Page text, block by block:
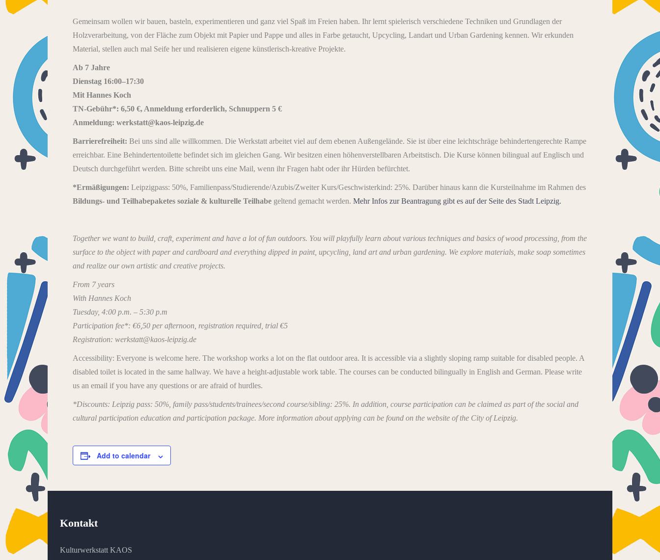
Gemeinsam wollen wir bauen, basteln, experimentieren und ganz viel Spaß im Freien haben. Ihr lernt spielerisch verschiedene Techniken und Grundlagen der
Holzverarbeitung, von der Fläche zum Objekt mit Papier und Pappe und alles in Farbe getaucht, Upcycling, Landart und Urban Gardening kennen. Wir erkunden
Material, stellen auch mal Seife her und realisieren eigene künstlerisch-kreative Projekte.
Ab 7 Jahre
Dienstag 16:00–17:30
Mit Hannes Koch
TN-Gebühr*: 6,50 €, Anmeldung erforderlich, Schnuppern 5 €
Anmeldung: werkstatt@kaos-leipzig.de
Barrierefreiheit: Bei uns sind alle willkommen. Die Werkstatt arbeitet viel auf dem ebenen Außengelände. Sie ist über eine leichtschräge behindertengerechte Rampe
erreichbar. Eine Behindertentoilette befindet sich im gleichen Gang. Wir besitzen einen höhenverstellbaren Arbeitstisch. Die Kurse können bilingual auf Englisch und
Deutsch durchgeführt werden. Bitte schreibt uns eine Mail, wenn ihr Fragen habt oder ihr Hürden befürchtet.
*Ermäßigungen: Leipzigpass: 50%, Familienpass/Studierende/Azubis/Zweiter Kurs/Geschwisterkind: 25%. Darüber hinaus kann die Kursteilnahme im Rahmen des
Bildungs- und Teilhabepaketes soziale & kulturelle Teilhabe geltend gemacht werden. Mehr Infos zur Beantragung gibt es auf der Seite des Stadt Leipzig.
Together we want to build, craft, experiment and have a lot of fun outdoors. You will playfully learn about various techniques and basics of wood processing, from the
surface to the object with paper and cardboard and everything dipped in paint, upcycling, land art and urban gardening. We explore materials, make soap sometimes
and realize our own artistic and creative projects.
From 7 years
With Hannes Koch
Tuesday, 4:00 p.m. – 5:30 p.m
Participation fee*: €6,50 per afternoon, registration required, trial €5
Registration: werkstatt@kaos-leipzig.de
Accessibility: Everyone is welcome here. The workshop works a lot on the flat outdoor area. It is accessible via a slightly sloping ramp suitable for disabled people. A
disabled toilet is located in the same hallway. We have a height-adjustable work table. The courses can be conducted bilingually in English and German. Please write
us an email if you have any questions or are afraid of hurdles.
*Discounts: Leipzig pass: 50%, family pass/students/trainees/second course/sibling: 25%. In addition, course participation can be claimed as part of the social and
cultural participation education and participation package. More information about applying can be found on the website of the City of Leipzig.
Add to calendar
Kontakt
Kulturwerkstatt KAOS